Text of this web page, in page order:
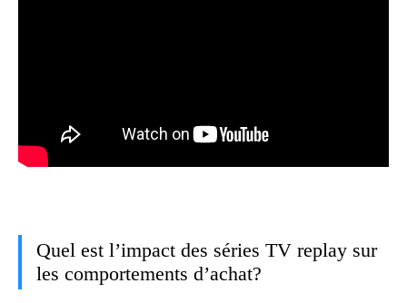
Quel est l’impact des séries TV replay sur
les comportements d’achat?